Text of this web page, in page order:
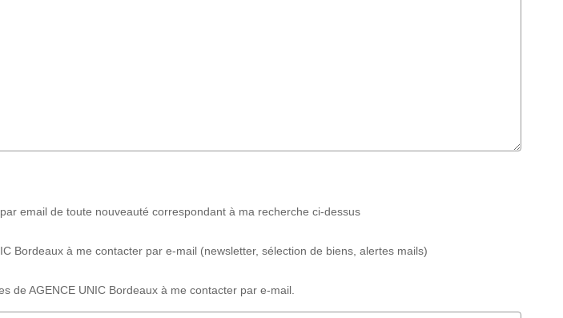
email de toute nouveauté correspondant à ma recherche ci-dessus
Bordeaux à me contacter par e-mail (newsletter, sélection de biens, alertes mails)
de AGENCE UNIC Bordeaux à me contacter par e-mail.